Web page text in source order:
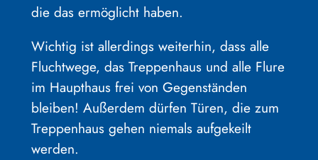
die das ermöglicht haben.
Wichtig ist allerdings weiterhin, dass alle
Fluchtwege, das Treppenhaus und alle Flure
im Haupthaus frei von Gegenständen
bleiben! Außerdem dürfen Türen, die zum
Treppenhaus gehen niemals aufgekeilt
werden.